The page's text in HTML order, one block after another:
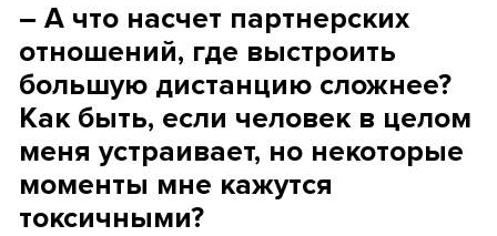
– А что насчет партнерских
отношений, где выстроить
большую дистанцию сложнее?
Как быть, если человек в целом
меня устраивает, но некоторые
моменты мне кажутся
токсичными?